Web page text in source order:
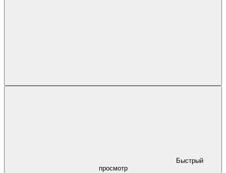
Быстрый
просмотр